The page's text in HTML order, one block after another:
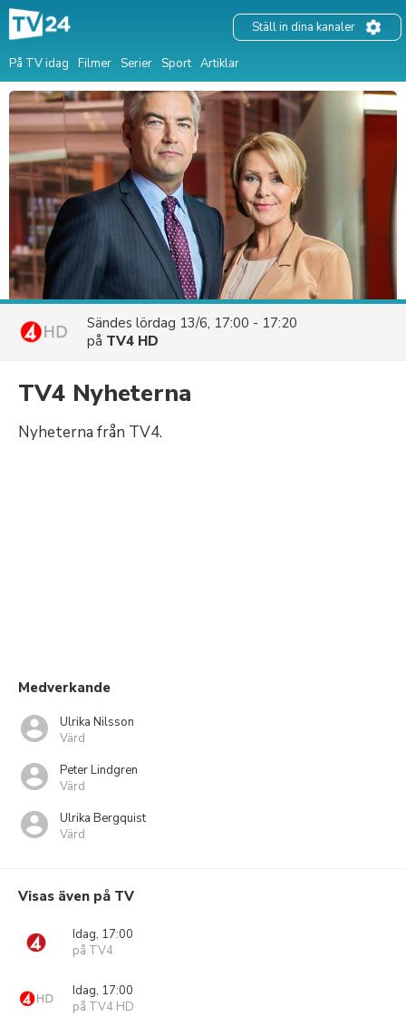
På TV idag Filmer Serier Sport Artiklar
Ställ in dina kanaler
Sändes lördag 13/6, 17:00 - 17:20
på TV4 HD
TV4 Nyheterna
Nyheterna från TV4.
Medverkande
Ulrika Nilsson
Värd
Peter Lindgren
Värd
Ulrika Bergquist
Värd
Visas även på TV
Idag, 17:00
på TV4
Idag, 17:00
på TV4 HD